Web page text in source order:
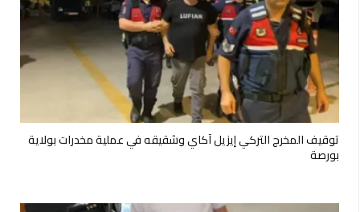
توقيف المخرج التركي إيزيل آكاي وشقيقه في عملية مخدرات بولاية
بورصة